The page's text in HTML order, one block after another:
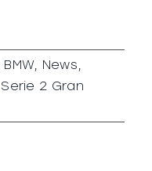
BMW, News,
Serie 2 Gran